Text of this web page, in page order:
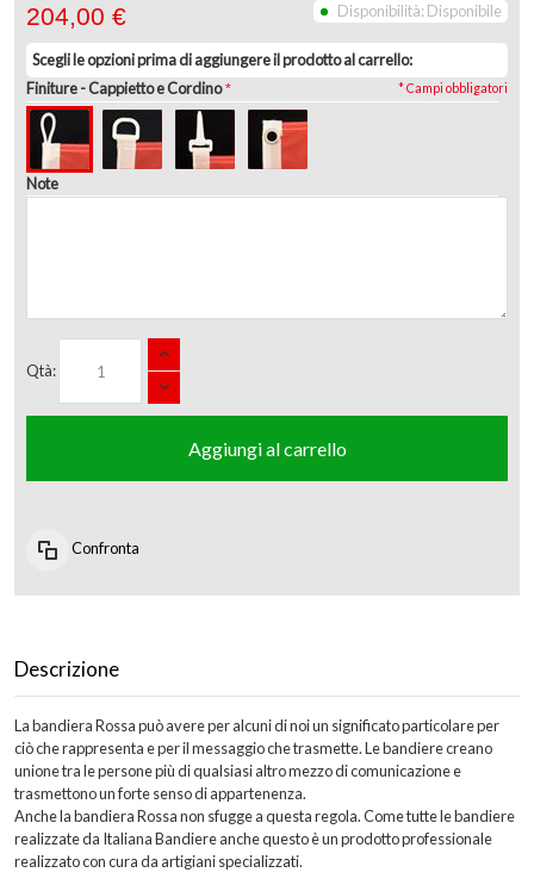
Disponibilità: Disponibile
204,00 €
Scegli le opzioni prima di aggiungere il prodotto al carrello:
Finiture- Cappietto e Cordino
Note
* Campi obbligatori
Qtà:
Aggiungi al carrello
Confronta
Descrizione
La bandiera Rossa può avere per alcuni di noi un significato particolare per
ciò che rappresenta e per il messaggio che trasmette. Le bandiere creano
unione tra le persone più di qualsiasi altro mezzo di comunicazione e
trasmettono un forte senso di appartenenza.
Anche la bandiera Rossa non sfugge a questa regola. Come tutte le bandiere
realizzate da Italiana Bandiere anche questo è un prodotto professionale
realizzato con cura da artigiani specializzati.